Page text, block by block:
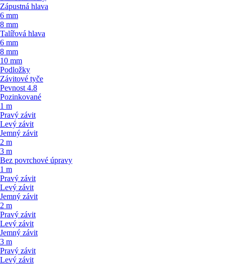
Zápustná hlava
6 mm
8 mm
Talířová hlava
6 mm
8 mm
10 mm
Podložky
Závitové tyče
Pevnost 4.8
Pozinkované
1 m
Pravý závit
Levý závit
Jemný závit
2 m
3 m
Bez povrchové úpravy
1 m
Pravý závit
Levý závit
Jemný závit
2 m
Pravý závit
Levý závit
Jemný závit
3 m
Pravý závit
Levý závit